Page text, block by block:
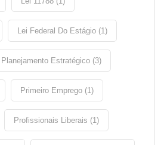
Lei Federal Do Estágio (1)
Planejamento Estratégico (3)
Primeiro Emprego (1)
Profissionais Liberais (1)